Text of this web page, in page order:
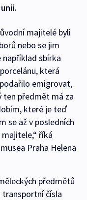
majitelé byli
nebo se jim
sbírka
která
emigrovat,
ten předmět má za
které je teď
se až v posledních
říká
Praha Helena
předmětů
transportní čísla